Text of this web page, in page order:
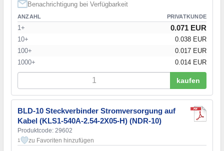
Benachrichtigung bei Verfügbarkeit
ANZAHL PRIVATKUNDE
1+ 0.071 EUR
10+
0.038 EUR
100+
0.017 EUR
1000+
0.014 EUR
kaufen
BLD-10 Steckverbinder Stromversorgung auf
Kabel (KLS1-540A-2.54-2X05-H) (NDR-10)
Produktcode: 29602
1 zu Favoriten hinzufügen